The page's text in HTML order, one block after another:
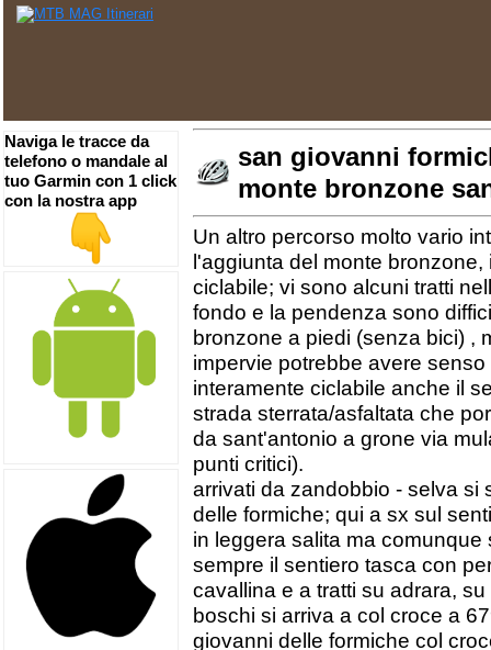
san giovanni
monte bronzone
Un altro percorso molto vario
l'aggiunta del monte
ciclabile; vi sono alcuni tratti
fondo e la pendenza sono
bronzone a piedi (senza bici) ,
impervie potrebbe avere
interamente ciclabile anche il
strada sterrata/asfaltata che
da sant'antonio a grone via
punti critici).
arrivati da zandobbio - selva si
delle formiche; qui a sx sul
in leggera salita ma
sempre il sentiero tasca con
cavallina e a tratti su adrara,
boschi si arriva a col croce a
giovanni delle formiche col
Naviga le tracce da
telefono o mandale al
tuo Garmin con 1 click
con la nostra app